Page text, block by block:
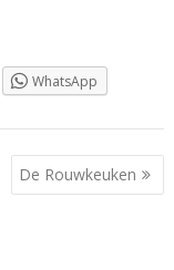
WhatsApp
De Rouwkeuken